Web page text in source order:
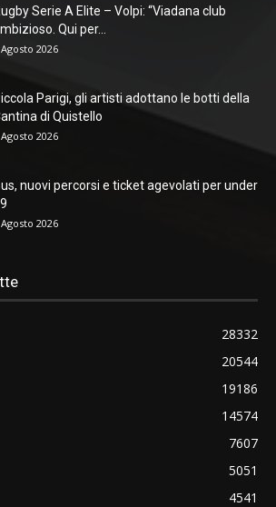
Serie A Elite – Volpi: “Viadana club
Qui per...
2026
Parigi, gli artisti adottano le botti della
di Quistello
2026
nuovi percorsi e ticket agevolati per under
2026
28332
20544
19186
14574
7607
5051
4541